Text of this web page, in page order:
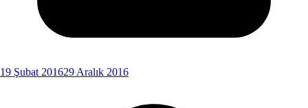
19 Şubat 201629 Aralık 2016